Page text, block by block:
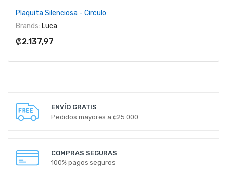
Plaquita Silenciosa - Circulo
Brands: Luca
₡2.137,97
ENVÍO GRATIS
Pedidos mayores a ¢25.000
COMPRAS SEGURAS
100% pagos seguros